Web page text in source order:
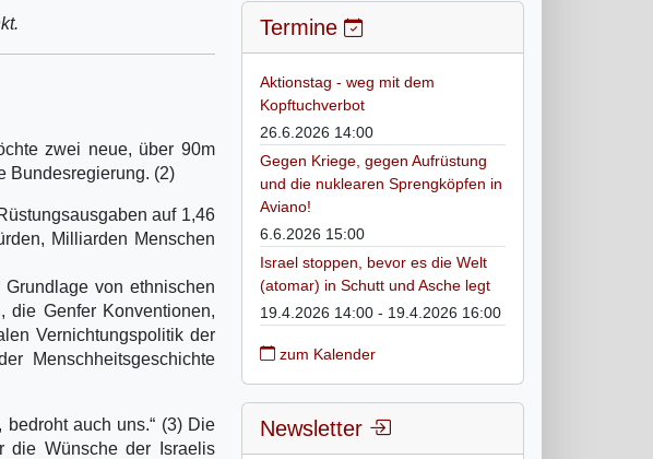
zwei neue, über 90m
Bundesregierung. (2)
auf 1,46
Milliarden Menschen
von ethnischen
die Genfer Konventionen,
Vernichtungspolitik der
Menschheitsgeschichte
auch uns.“ (3) Die
die Wünsche der Israelis
Termine
Aktionstag - weg mit dem
Kopftuchverbot
26.6.2026 14:00
Gegen Kriege, gegen Aufrüstung
und die nuklearen Sprengköpfen in
Aviano!
6.6.2026 15:00
Israel stoppen, bevor es die Welt
(atomar) in Schutt und Asche legt
19.4.2026 14:00 - 19.4.2026 16:00
zum Kalender
Newsletter